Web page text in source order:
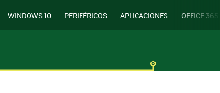
WINDOWS 10 PERIFÉRICOS APLICACIONES OFFICE 365